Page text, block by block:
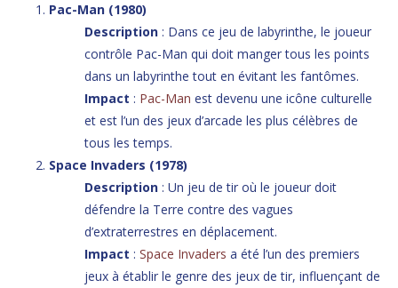
Pac-Man (1980)
Description : Dans ce jeu de labyrinthe, le joueur
contrôle Pac-Man qui doit manger tous les points
dans un labyrinthe tout en évitant les fantômes.
Impact : Pac-Man est devenu une icône culturelle
et est l’un des jeux d’arcade les plus célèbres de
tous les temps.
Space Invaders (1978)
Description : Un jeu de tir où le joueur doit
défendre la Terre contre des vagues
d’extraterrestres en déplacement.
Impact : Space Invaders a été l’un des premiers
jeux à établir le genre des jeux de tir, influençant de